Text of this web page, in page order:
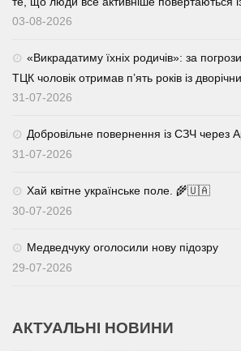
03-08-2026
«Викрадатиму їхніх родичів»: за
ТЦК чоловік отримав п’ять років із
31-07-2026
Добровільне повернення із СЗЧ через
31-07-2026
Хай квітне українське поле. 🌾🇺🇦
30-07-2026
Медведчуку оголосили нову підозру
29-07-2026
АКТУАЛЬНІ НОВИНИ